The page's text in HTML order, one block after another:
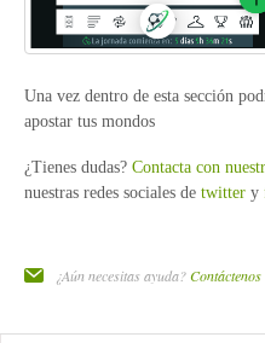
Una vez dentro de esta sección
apostar tus mondos
¿Tienes dudas? Contacta con
nuestras redes sociales de twitter y
¿Aún necesitas ayuda?Contáctenos